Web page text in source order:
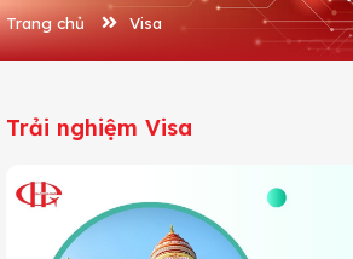
Trang chủ Visa
Trải nghiệm Visa